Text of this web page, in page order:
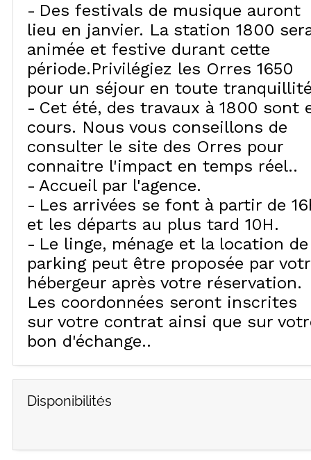
Des festivals de musique auront
lieu en janvier. La station 1800
animée et festive durant cette
période.Privilégiez les Orres 1650
pour un séjour en toute
Cet été, des travaux à 1800 sont
cours. Nous vous conseillons de
consulter le site des Orres pour
connaitre l'impact en temps réel.
Accueil par l'agence
Les arrivées se font à partir de
et les départs au plus tard 10H
Le linge, ménage et la location de
parking peut être proposée par
hébergeur après votre réservation.
Les coordonnées seront inscrites
sur votre contrat ainsi que sur
bon d'échange.
Disponibilités